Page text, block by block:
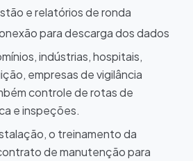
e relatórios de ronda
para descarga dos dados
indústrias, hospitais,
empresas de vigilância
controle de rotas de
e inspeções.
o treinamento da
de manutenção para